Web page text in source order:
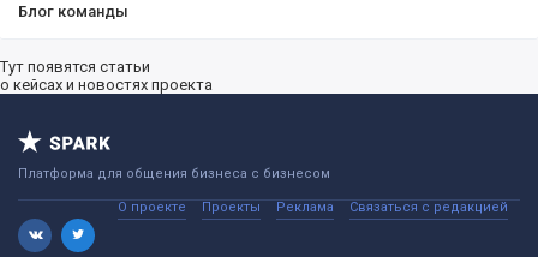
Блог команды
Тут появятся статьи
о кейсах и новостях проекта
Платформа для общения бизнеса с бизнесом
О проекте Проекты Реклама Связаться с редакцией